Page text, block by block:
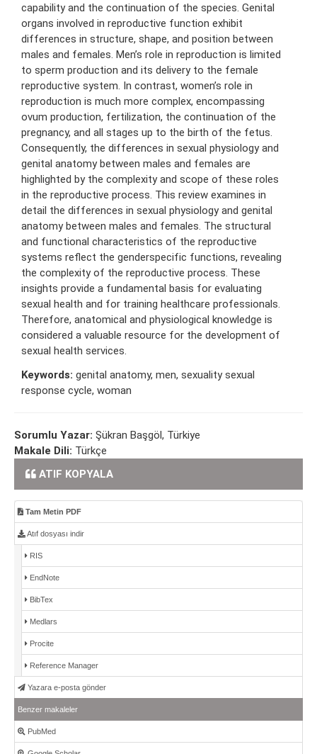
capability and the continuation of the species. Genital
organs involved in reproductive function exhibit
differences in structure, shape, and position between
males and females. Men’s role in reproduction is limited
to sperm production and its delivery to the female
reproductive system. In contrast, women’s role in
reproduction is much more complex, encompassing
ovum production, fertilization, the continuation of the
pregnancy, and all stages up to the birth of the fetus.
Consequently, the differences in sexual physiology and
genital anatomy between males and females are
highlighted by the complexity and scope of these roles
in the reproductive process. This review examines in
detail the differences in sexual physiology and genital
anatomy between males and females. The structural
and functional characteristics of the reproductive
systems reflect the genderspecific functions, revealing
the complexity of the reproductive process. These
insights provide a fundamental basis for evaluating
sexual health and for training healthcare professionals.
Therefore, anatomical and physiological knowledge is
considered a valuable resource for the development of
sexual health services.
Keywords: genital anatomy, men, sexuality sexual
response cycle, woman
Sorumlu Yazar: Şükran Başgöl, Türkiye
Makale Dili: Türkçe
ATIF KOPYALA
Tam Metin PDF
Atıf dosyası indir
RIS
EndNote
BibTex
Medlars
Procite
Reference Manager
Yazara e-posta gönder
Benzer makaleler
PubMed